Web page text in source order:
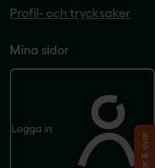
Profil- och trycksaker
Mina sidor
Logga in